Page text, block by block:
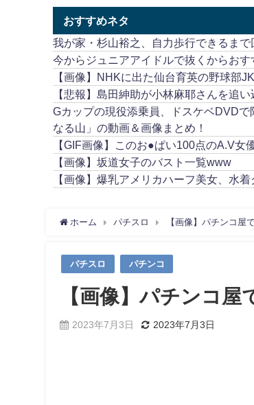
おすすめネタ
我が家・杉山裕之、自力歩行できるま
今からジュニアアイドルで抜くからおす
【画像】NHKに出た仙台育英の野球部
【悲報】島田紳助が小林麻耶さんを追
Gカップの現役添乗員、ドスケベDVD
なる山」の動画＆画像まとめ！
【GIF画像】このお●ぱい100点のA.V女
【画像】坂道女子のバスト一覧www
【画像】爆乳アメリカハーフ美女、水
ホーム パチスロ 【画像】パチンコ屋
パチスロ パチンコ
【画像】パチンコ
2023年7月3日 2023年7月3日